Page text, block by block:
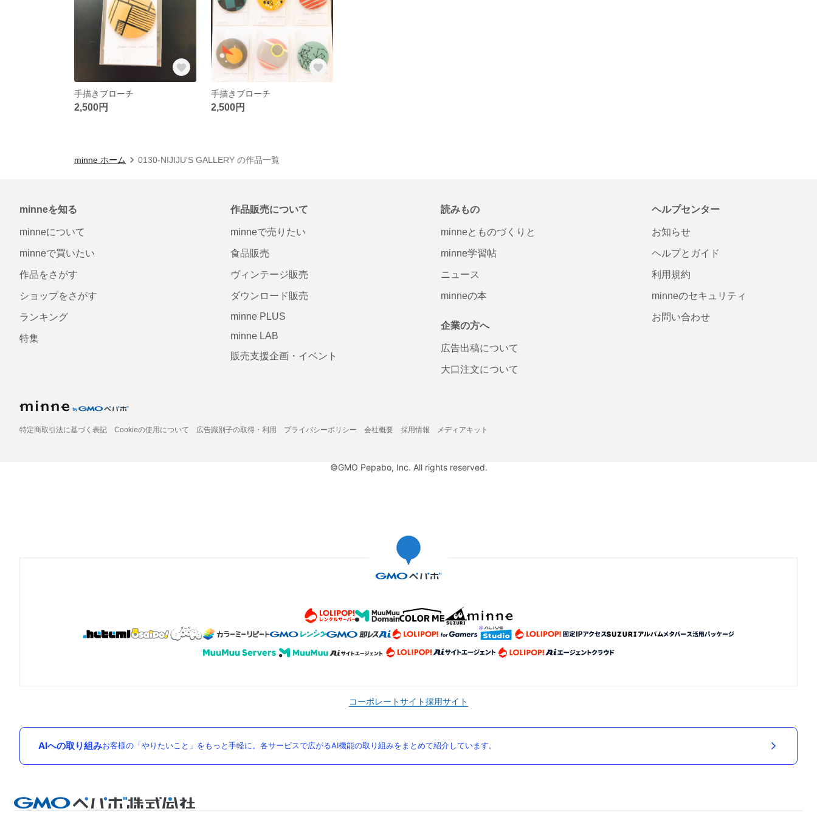
手描きブローチ
2,500円
手描きブローチ
2,500円
minne ホーム 0130-NIJIJU'S GALLERY の作品一覧
minneを知る
minneについて
minneで買いたい
作品をさがす
ショップをさがす
ランキング
特集
作品販売について
minneで売りたい
食品販売
ヴィンテージ販売
ダウンロード販売
minne PLUS
minne LAB
販売支援企画・イベント
読みもの
minneとものづくりと
minne学習帖
ニュース
minneの本
企業の方へ
広告出稿について
大口注文について
ヘルプセンター
お知らせ
ヘルプとガイド
利用規約
minneのセキュリティ
お問い合わせ
特定商取引法に基づく表記 Cookieの使用について 広告識別子の取得・利用 プライバシーポリシー 会社概要 採用情報 メディアキット
©GMO Pepabo, Inc. All rights reserved.
コーポレートサイト採用サイト
AIへの取り組みお客様の「やりたいこと」をもっと手軽に。各サービスで広がるAI機能の取り組みをまとめて紹介しています。